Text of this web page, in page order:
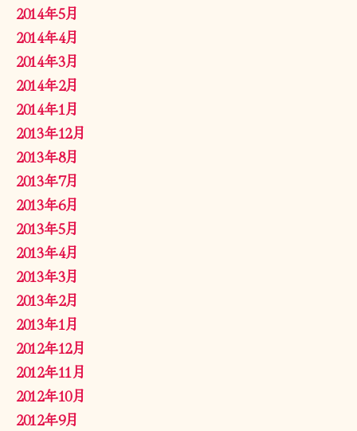
2014年5月
2014年4月
2014年3月
2014年2月
2014年1月
2013年12月
2013年8月
2013年7月
2013年6月
2013年5月
2013年4月
2013年3月
2013年2月
2013年1月
2012年12月
2012年11月
2012年10月
2012年9月